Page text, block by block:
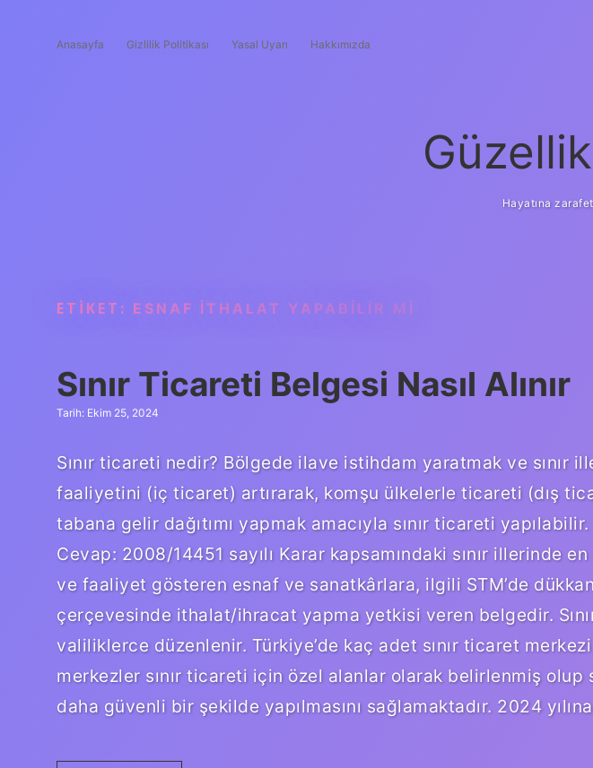
Anasayfa Gizlilik Politikası Yasal Uyarı Hakkımızda
Hayatına
ETIKET: ESNAF ITHALAT YAPABILIR MI
Sınır Ticareti Belgesi Nasıl Alınır
Tarih: Ekim 25, 2024
Sınır ticareti nedir? Bölgede ilave istihdam yaratmak ve sınır
faaliyetini (iç ticaret) artırarak, komşu ülkelerle ticareti (dış
tabana gelir dağıtımı yapmak amacıyla sınır ticareti
Cevap: 2008/14451 sayılı Karar kapsamındaki sınır illerinde
ve faaliyet gösteren esnaf ve sanatkârlara, ilgili STM’de
çerçevesinde ithalat/ihracat yapma yetkisi veren belgedir.
valiliklerce düzenlenir. Türkiye’de kaç adet sınır ticaret
merkezler sınır ticareti için özel alanlar olarak belirlenmiş olup
daha güvenli bir şekilde yapılmasını sağlamaktadır. 2024